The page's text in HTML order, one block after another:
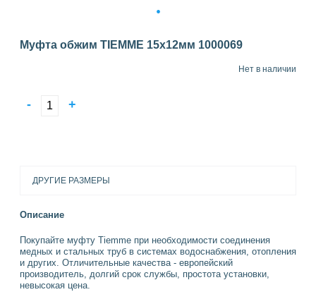
1
Муфта обжим TIEMME 15x12мм 1000069
Нет в наличии
- +
ДРУГИЕ РАЗМЕРЫ
Описание
Покупайте муфту Tiemme при необходимости соединения
медных и стальных труб в системах водоснабжения, отопления
и других. Отличительные качества - европейский
производитель, долгий срок службы, простота установки,
невысокая цена.